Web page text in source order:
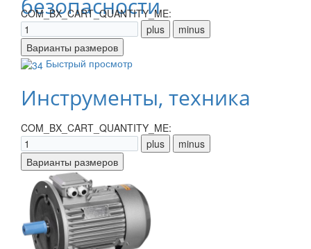
безопасности
COM_BX_CART_QUANTITY_ME:
Быстрый просмотр
Инструменты, техника
COM_BX_CART_QUANTITY_ME: